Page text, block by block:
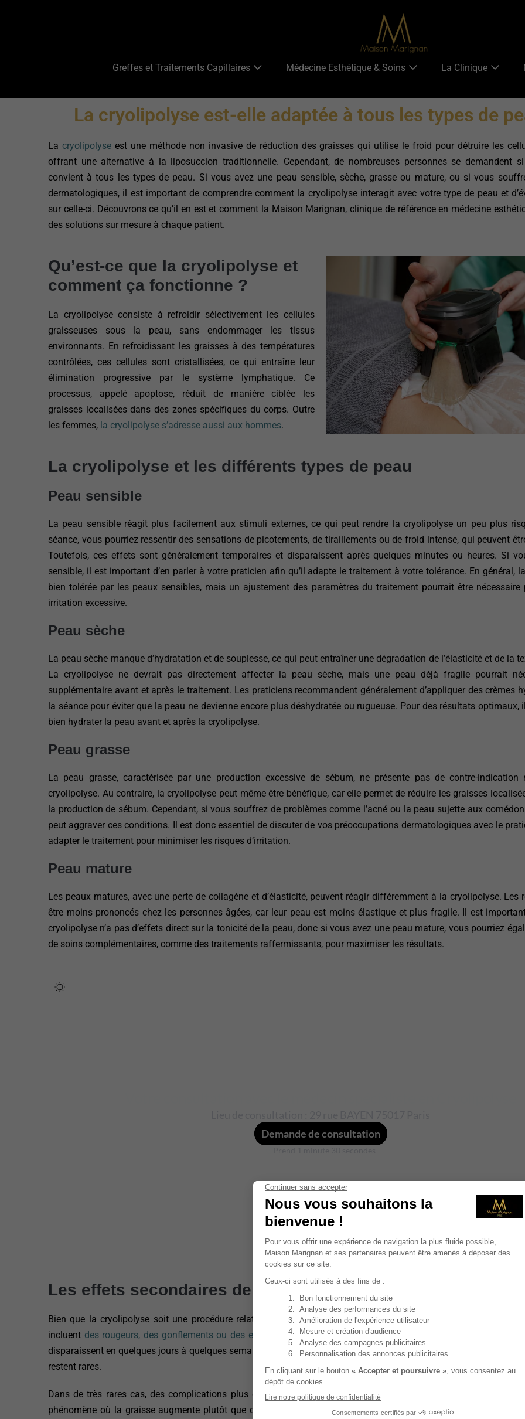
Greffes et Traitements Capillaires Médecine Esthétique & Soins La Clinique
La cryolipolyse est-elle adaptée à tous les types de
La cryolipolyseest une méthode non invasive de réduction des graisses qui utilise le froid pour détruire les
offrant une alternative à la liposuccion traditionnelle. Cependant, de nombreuses personnes se demandent
convient à tous les types de peau. Si vous avez une peau sensible, sèche, grasse ou mature, ou si vous
dermatologiques, il est important de comprendre comment la cryolipolyse interagit avec votre type de peau et
sur celle-ci. Découvrons ce qu’il en est et comment la Maison Marignan, clinique de référence en médecine
des solutions sur mesure à chaque patient.
Qu’est-ce que la cryolipolyse et
comment ça fonctionne ?
La cryolipolyse consiste à refroidir sélectivement les cellules
graisseuses sous la peau, sans endommager les tissus
environnants. En refroidissant les graisses à des températures
contrôlées, ces cellules sont cristallisées, ce qui entraîne leur
élimination progressive par le système lymphatique. Ce
processus, appelé apoptose, réduit de manière ciblée les
graisses localisées dans des zones spécifiques du corps. Outre
les femmes, la cryolipolyse s’adresse aussi aux hommes.
La cryolipolyse et les différents types de peau
Peau sensible
La peau sensible réagit plus facilement aux stimuli externes, ce qui peut rendre la cryolipolyse un peu plus
séance, vous pourriez ressentir des sensations de picotements, de tiraillements ou de froid intense, qui peuvent
Toutefois, ces effets sont généralement temporaires et disparaissent après quelques minutes ou heures. Si
sensible, il est important d’en parler à votre praticien afin qu’il adapte le traitement à votre tolérance. En général,
bien tolérée par les peaux sensibles, mais un ajustement des paramètres du traitement pourrait être nécessaire
irritation excessive.
Peau sèche
La peau sèche manque d’hydratation et de souplesse, ce qui peut entraîner une dégradation de l’élasticité et de la
La cryolipolyse ne devrait pas directement affecter la peau sèche, mais une peau déjà fragile pourrait
supplémentaire avant et après le traitement. Les praticiens recommandent généralement d’appliquer des crèmes
la séance pour éviter que la peau ne devienne encore plus déshydratée ou rugueuse. Pour des résultats optimaux,
bien hydrater la peau avant et après la cryolipolyse.
Peau grasse
La peau grasse, caractérisée par une production excessive de sébum, ne présente pas de contre-indication
cryolipolyse. Au contraire, la cryolipolyse peut même être bénéfique, car elle permet de réduire les graisses
la production de sébum. Cependant, si vous souffrez de problèmes comme l’acné ou la peau sujette aux
peut aggraver ces conditions. Il est donc essentiel de discuter de vos préoccupations dermatologiques avec le
adapter le traitement pour minimiser les risques d’irritation.
Peau mature
Les peaux matures, avec une perte de collagène et d’élasticité, peuvent réagir différemment à la cryolipolyse. Les
être moins prononcés chez les personnes âgées, car leur peau est moins élastique et plus fragile. Il est
cryolipolyse n’a pas d’effets direct sur la tonicité de la peau, donc si vous avez une peau mature, vous pourriez
de soins complémentaires, comme des traitements raffermissants, pour maximiser les résultats.
Les effets secondaires de la cryolipolyse et les types de
Bien que la cryolipolyse soit une procédure relativement sûre, elle n’est pas dénuée de risques. Les effets
incluent des rougeurs, des gonflements ou des ecchymoses dans les zones traitées. Ces effets sont
disparaissent en quelques jours à quelques semaines. Pour les peaux sensibles, ces symptômes peuvent être plus
restent rares.
Dans de très rares cas, des complications plus graves peuvent survenir, telles que la paradoxical adipose
phénomène où la graisse augmente plutôt que de diminuer après un traitement de cryolipolyse. Bien que cette